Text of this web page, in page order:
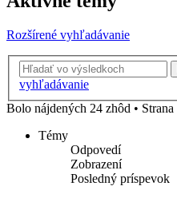
Rozšírené vyhľadávanie
vyhľadávanie
Bolo nájdených 24 zhôd • Strana
Témy
Odpovedí
Zobrazení
Posledný príspevok